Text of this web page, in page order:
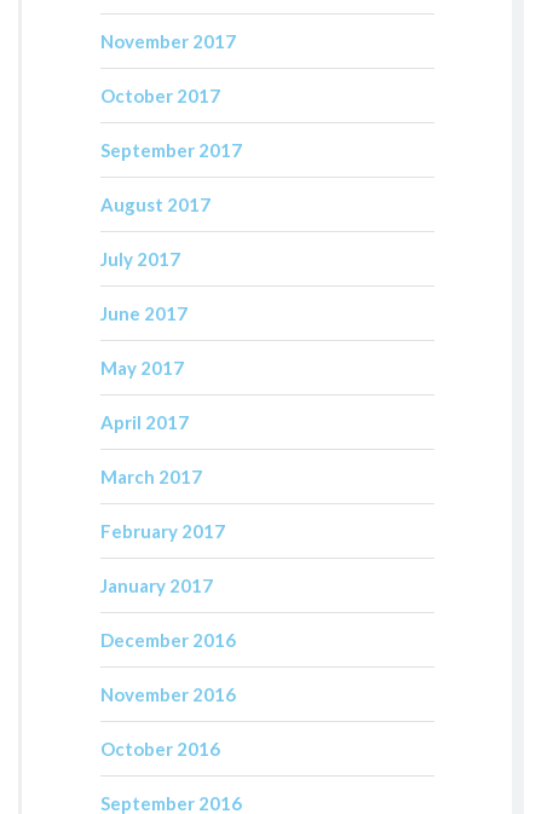
November 2017
October 2017
September 2017
August 2017
July 2017
June 2017
May 2017
April 2017
March 2017
February 2017
January 2017
December 2016
November 2016
October 2016
September 2016